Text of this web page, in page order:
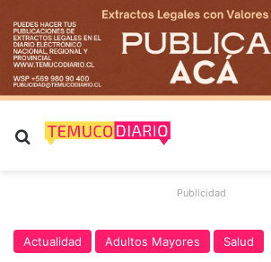
Buscar por
Publicidad
Actualidad Adultos Mayores Salud